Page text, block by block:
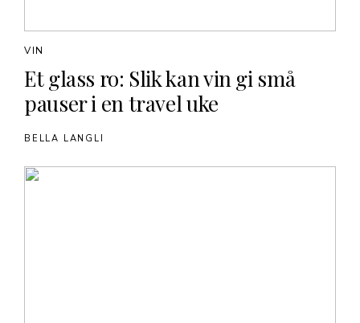
Et glass ro: Slik kan vin gi små
pauser i en travel uke
VIN
BELLA LANGLI